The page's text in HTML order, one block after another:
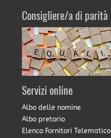
Consigliere/a di parità
Servizi online
Albo delle nomine
Albo pretorio
Elenco Fornitori Telematico